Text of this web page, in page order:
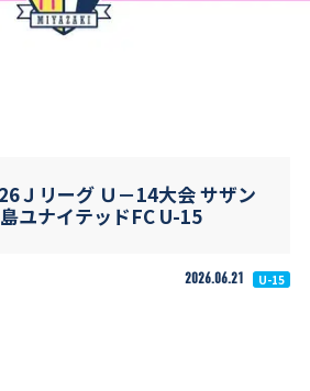
Ｊリーグ Ｕ－14大会 サザン
ユナイテッドFC U-15
2026.06.21 U-15